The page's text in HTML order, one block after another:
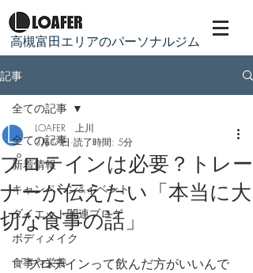
​高槻富田エリアのパーソナルジム
記事
全ての記事
新着情報
キャンペーン&イベント
ダイエット関連ブログ
ボディメイク
食事や栄養
全ての記事
プロテインは必要？トレー
ナーが伝えたい「本当に大
切な食事の話」
LOAFER 上川
3月17日 読了時間: 5分
「プロテインって飲んだ方がいいんで